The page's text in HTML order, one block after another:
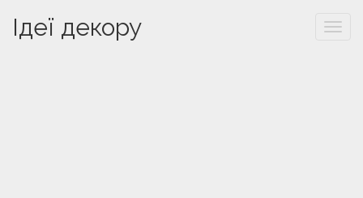
Ідеї декору